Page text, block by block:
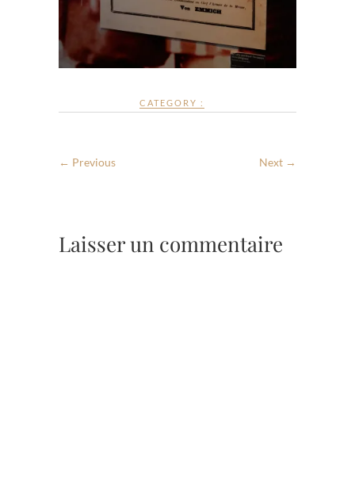
CATEGORY :
← Previous Next →
Laisser un commentaire